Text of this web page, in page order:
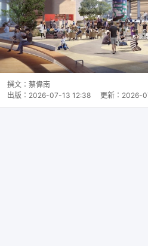
撰文： 蔡偉南
出版： 2026-07-13 12:38 更新： 2026-